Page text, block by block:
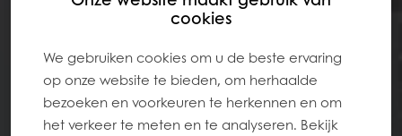
cookies
We gebruiken cookies om u de beste ervaring
op onze website te bieden, om herhaalde
bezoeken en voorkeuren te herkennen en om
het verkeer te meten en te analyseren. Bekijk